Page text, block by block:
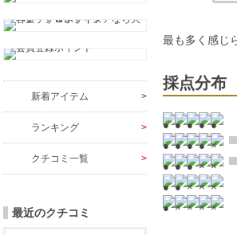
最も多く感じ
採点分布
新着アイテム
ランキング
クチコミ一覧
最近のクチコミ